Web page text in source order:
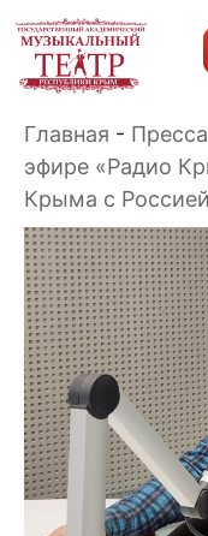
Главная -
эфире «Радио
Крыма с Россией